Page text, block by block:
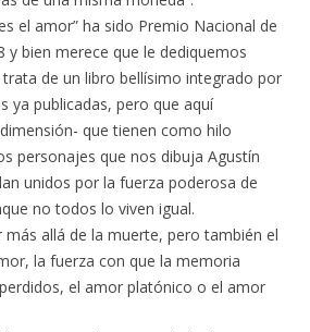
el amor” ha sido Premio Nacional de
y bien merece que le dediquemos
de un libro bellísimo integrado por
ya publicadas, pero que aquí
que tienen como hilo
personajes que nos dibuja Agustín
unidos por la fuerza poderosa de
no todos lo viven igual.
allá de la muerte, pero también el
la fuerza con que la memoria
el amor platónico o el amor